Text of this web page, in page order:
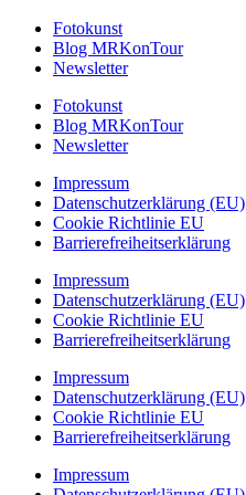
Fotokunst
Blog MRKonTour
Newsletter
Fotokunst
Blog MRKonTour
Newsletter
Impressum
Datenschutzerklärung (EU)
Cookie Richtlinie EU
Barrierefreiheitserklärung
Impressum
Datenschutzerklärung (EU)
Cookie Richtlinie EU
Barrierefreiheitserklärung
Impressum
Datenschutzerklärung (EU)
Cookie Richtlinie EU
Barrierefreiheitserklärung
Impressum